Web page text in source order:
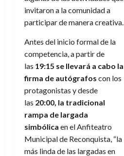
invitaron a la comunidad a
participar de manera creativa.
Antes del inicio formal de la
competencia, a partir de
las 19:15 se llevará a cabo la
firma de autógrafos con los
protagonistas y desde
las 20:00, la tradicional
rampa de largada
simbólica en el Anfiteatro
Municipal de Reconquista, “la
más linda de las largadas en